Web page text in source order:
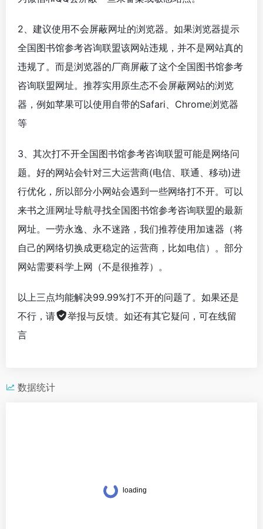
2、建议使用不会屏蔽网址的浏览器。如果浏览器提示
全国图书馆参考咨询联盟该网站违规，并不是网站真的
违规了。而是浏览器的厂商屏蔽了这个全国图书馆参考
咨询联盟网址。推荐实用原生态不会屏蔽网站的浏览
器，例如苹果可以使用自带的Safari、Chrome浏览器
等
3、其次打不开全国图书馆参考咨询联盟可能是网络问
题。好的网站会针对三大运营商(电信、联通、移动)进
行优化，所以部分小网站会遇到一些网络打不开。可以
来书之涯网址导航寻找全国图书馆参考咨询联盟的最新
网址。一劳永逸、永不迷路，我们推荐使用加速器（将
自己的网络切换成更稳定的运营商，比如电信）。部分
网站需要科学上网（不是很推荐）。
以上三点均能解决99.99%打不开的问题了。如果还是
不行，请
举报与反馈。如还有其它疑问，可在线留
言
数据统计